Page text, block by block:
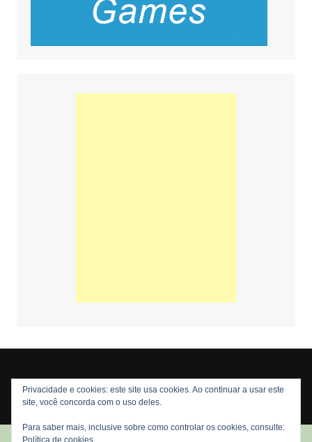
Copyright © 2026 Nós Nerds. Todos os direitos reservados
Privacidade e cookies: este site usa cookies. Ao continuar a usar este
site, você concorda com o uso deles.
Para saber mais, inclusive sobre como controlar os cookies, consulte:
Política de cookies